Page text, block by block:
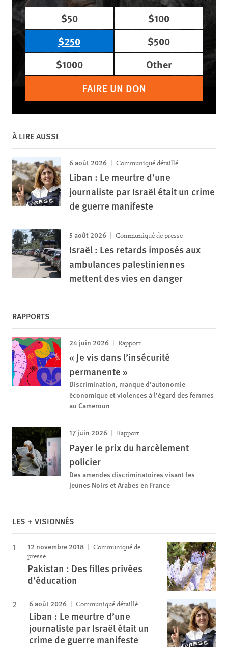
$50
$100
$250
$500
$1000
Other
FAIRE UN DON
À LIRE AUSSI
6 août 2026 Communiqué détaillé
Liban : Le meurtre d’une
journaliste par Israël était un crime
de guerre manifeste
5 août 2026 Communiqué de presse
Israël : Les retards imposés aux
ambulances palestiniennes
mettent des vies en danger
RAPPORTS
24 juin 2026 Rapport
« Je vis dans l’insécurité
permanente »
Discrimination, manque d’autonomie
économique et violences à l’égard des femmes
au Cameroun
17 juin 2026 Rapport
Payer le prix du harcèlement
policier
Des amendes discriminatoires visant les
jeunes Noirs et Arabes en France
LES + VISIONNÉS
12 novembre 2018
Communiqué de
presse
Pakistan : Des filles privées
d’éducation
6 août 2026 Communiqué détaillé
Liban : Le meurtre d’une
journaliste par Israël était un
crime de guerre manifeste